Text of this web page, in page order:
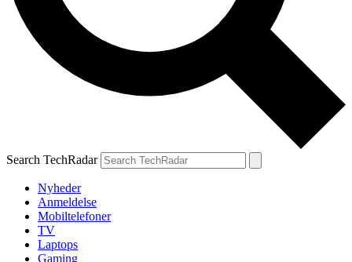
Search TechRadar
Nyheder
Anmeldelse
Mobiltelefoner
TV
Laptops
Gaming